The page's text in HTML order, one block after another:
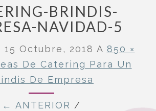
BRINDIS-
NAVIDAD-5
15 Octubre, 2018 A 850 ×
De Catering Para Un
De Empresa
← ANTERIOR /